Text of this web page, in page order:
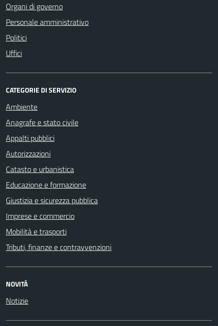
Organi di governo
Personale amministrativo
Politici
Uffici
CATEGORIE DI SERVIZIO
Ambiente
Anagrafe e stato civile
Appalti pubblici
Autorizzazioni
Catasto e urbanistica
Educazione e formazione
Giustizia e sicurezza pubblica
Imprese e commercio
Mobilità e trasporti
Tributi, finanze e contravvenzioni
NOVITÀ
Notizie